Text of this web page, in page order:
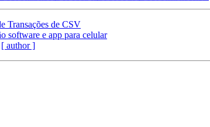
Transações de CSV
software e app para celular
[ author ]